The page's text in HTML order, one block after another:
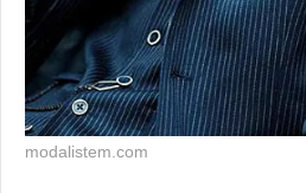
modalistem.com